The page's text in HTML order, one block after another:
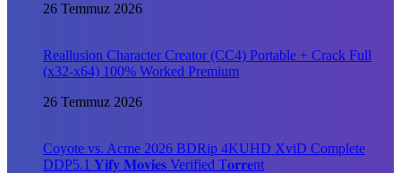
26 Temmuz 2026
Reallusion Character Creator (CC4) Portable + Crack Full
(x32-x64) 100% Worked Premium
26 Temmuz 2026
Coyote vs. Acme 2026 BDRip 4KUHD XviD Complete
DDP5.1 𝐘𝐢𝐟𝐲 𝐌𝐨𝐯𝐢𝐞𝐬 Verified T𝐨𝐫𝐫𝐞nt